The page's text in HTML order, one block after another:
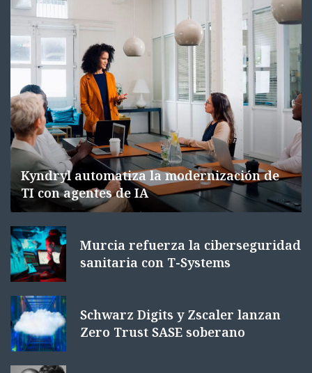
Kyndryl automatiza la modernización de
TI con agentes de IA
Murcia refuerza la ciberseguridad
sanitaria con T-Systems
Schwarz Digits y Zscaler lanzan
Zero Trust SASE soberano